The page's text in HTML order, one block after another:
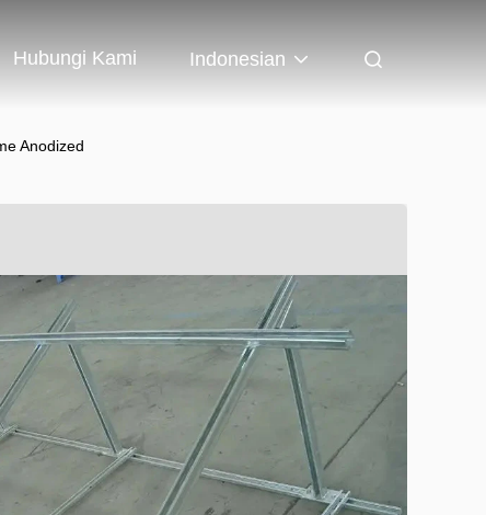
Hubungi Kami Indonesian
Anodized